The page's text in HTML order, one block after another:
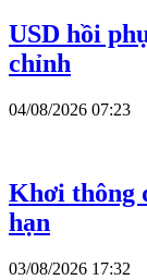
USD hồi
chỉnh
04/08/2026 07:23
Khơi thông
hạn
03/08/2026 17:32